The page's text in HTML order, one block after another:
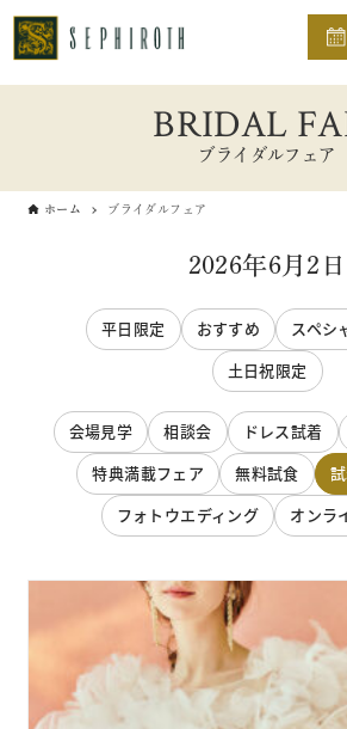
BRIDAL
ブライダルフェア
ホーム ブライダルフェア
2026年6月2日
平日限定 おすすめ スペシ
土日祝限定
会場見学 相談会 ドレス試着
特典満載フェア
無料試食
フォトウエディング
オンラ